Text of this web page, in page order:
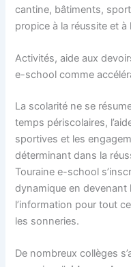
cantine, bâtiments,
propice à la réussite et à
Activités, aide aux
e-school comme
La scolarité ne se
temps périscolaires,
sportives et les
déterminant dans la
Touraine e-school
dynamique en devenant
l’information pour tout
les sonneries.
De nombreux collèges